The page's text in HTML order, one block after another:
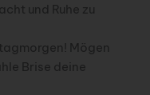
und Ruhe zu
Mögen
Brise deine